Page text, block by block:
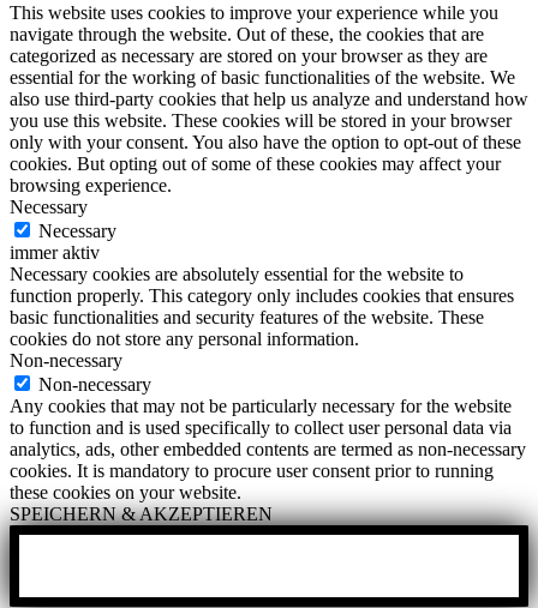
This website uses cookies to improve your experience while you
navigate through the website. Out of these, the cookies that are
categorized as necessary are stored on your browser as they are
essential for the working of basic functionalities of the website. We
also use third-party cookies that help us analyze and understand how
you use this website. These cookies will be stored in your browser
only with your consent. You also have the option to opt-out of these
cookies. But opting out of some of these cookies may affect your
browsing experience.
Necessary
Necessary
immer aktiv
Necessary cookies are absolutely essential for the website to
function properly. This category only includes cookies that ensures
basic functionalities and security features of the website. These
cookies do not store any personal information.
Non-necessary
Non-necessary
Any cookies that may not be particularly necessary for the website
to function and is used specifically to collect user personal data via
analytics, ads, other embedded contents are termed as non-necessary
cookies. It is mandatory to procure user consent prior to running
these cookies on your website.
SPEICHERN & AKZEPTIEREN